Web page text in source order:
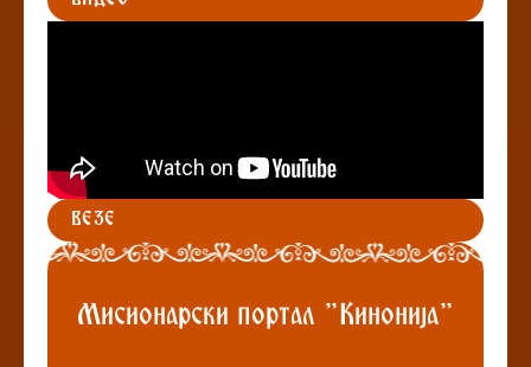
ВЕЗЕ
Мисионарски портал "Кинонија"